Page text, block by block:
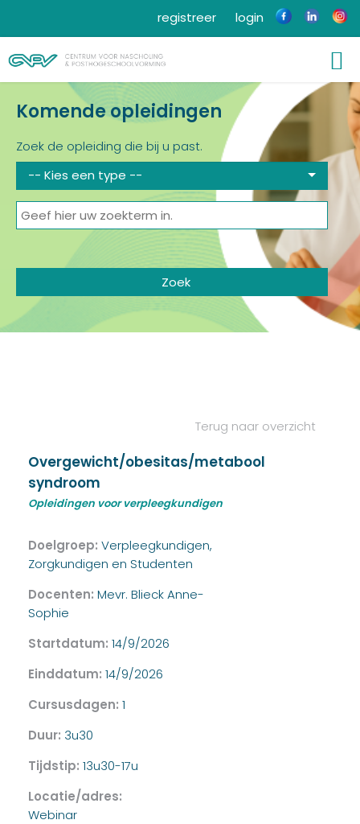
login
registreer
Komende opleidingen
Zoek de opleiding die bij u past.
-- Kies een type --
Terug naar overzicht
Overgewicht/obesitas/metabool
syndroom
Opleidingen voor verpleegkundigen
Doelgroep: Verpleegkundigen,
Zorgkundigen en Studenten
Docenten: Mevr. Blieck Anne-
Sophie
Startdatum: 14/9/2026
Einddatum: 14/9/2026
Cursusdagen: 1
Duur: 3u30
Tijdstip: 13u30-17u
Locatie/adres:
Webinar